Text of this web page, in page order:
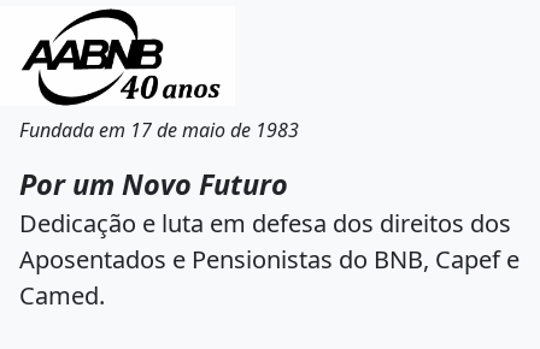
Fundada em 17 de maio de 1983
Por um Novo Futuro
Dedicação e luta em defesa dos direitos dos
Aposentados e Pensionistas do BNB, Capef e
Camed.